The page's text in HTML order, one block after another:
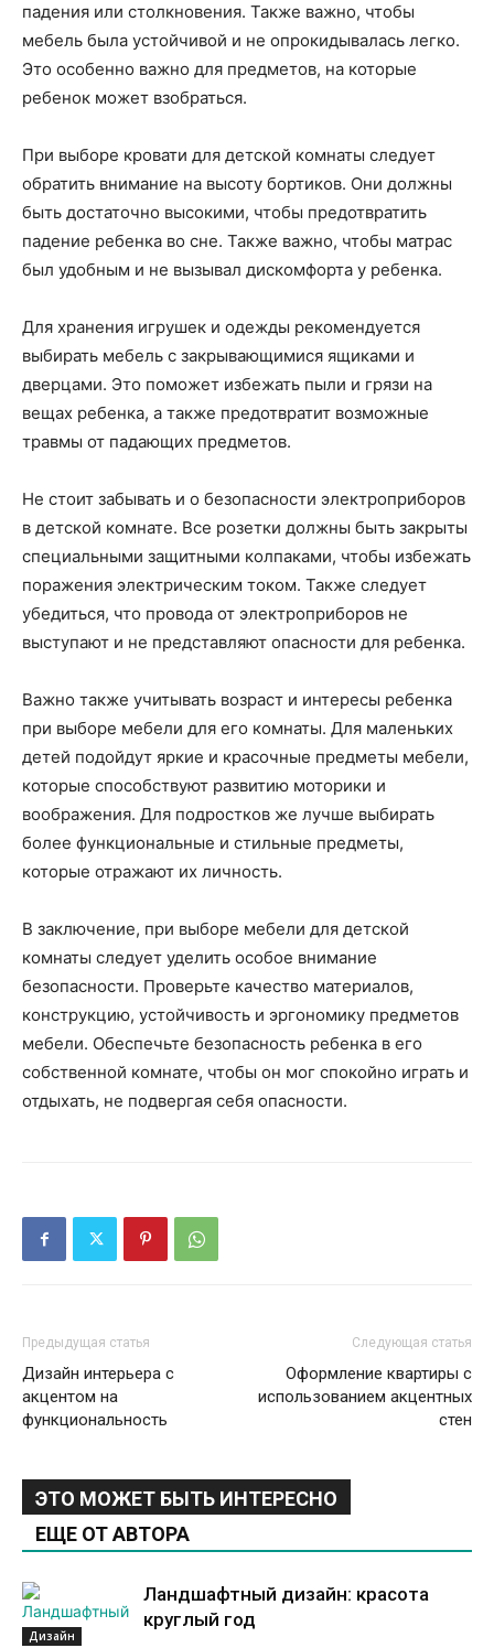
падения или столкновения. Также важно, чтобы
мебель была устойчивой и не опрокидывалась легко.
Это особенно важно для предметов, на которые
ребенок может взобраться.
При выборе кровати для детской комнаты следует
обратить внимание на высоту бортиков. Они должны
быть достаточно высокими, чтобы предотвратить
падение ребенка во сне. Также важно, чтобы матрас
был удобным и не вызывал дискомфорта у ребенка.
Для хранения игрушек и одежды рекомендуется
выбирать мебель с закрывающимися ящиками и
дверцами. Это поможет избежать пыли и грязи на
вещах ребенка, а также предотвратит возможные
травмы от падающих предметов.
Не стоит забывать и о безопасности электроприборов
в детской комнате. Все розетки должны быть закрыты
специальными защитными колпаками, чтобы избежать
поражения электрическим током. Также следует
убедиться, что провода от электроприборов не
выступают и не представляют опасности для ребенка.
Важно также учитывать возраст и интересы ребенка
при выборе мебели для его комнаты. Для маленьких
детей подойдут яркие и красочные предметы мебели,
которые способствуют развитию моторики и
воображения. Для подростков же лучше выбирать
более функциональные и стильные предметы,
которые отражают их личность.
В заключение, при выборе мебели для детской
комнаты следует уделить особое внимание
безопасности. Проверьте качество материалов,
конструкцию, устойчивость и эргономику предметов
мебели. Обеспечьте безопасность ребенка в его
собственной комнате, чтобы он мог спокойно играть и
отдыхать, не подвергая себя опасности.
Предыдущая статья
Дизайн интерьера с
акцентом на
функциональность
Следующая статья
Оформление квартиры с
использованием акцентных
стен
ЭТО МОЖЕТ БЫТЬ ИНТЕРЕСНО
ЕЩЕ ОТ АВТОРА
Дизайн
Ландшафтный дизайн: красота
круглый год